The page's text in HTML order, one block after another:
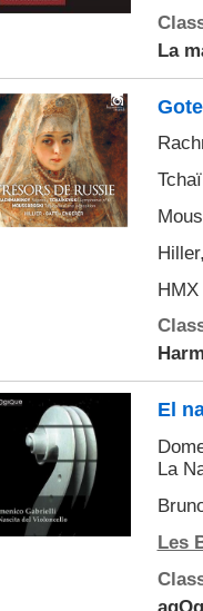
La
HMX
El
La
Les